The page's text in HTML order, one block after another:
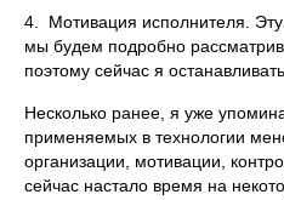
4. Мотивация исполнителя.
мы будем подробно
поэтому сейчас я
Несколько ранее, я уже
применяемых в технологии
организации, мотивации,
сейчас настало время на